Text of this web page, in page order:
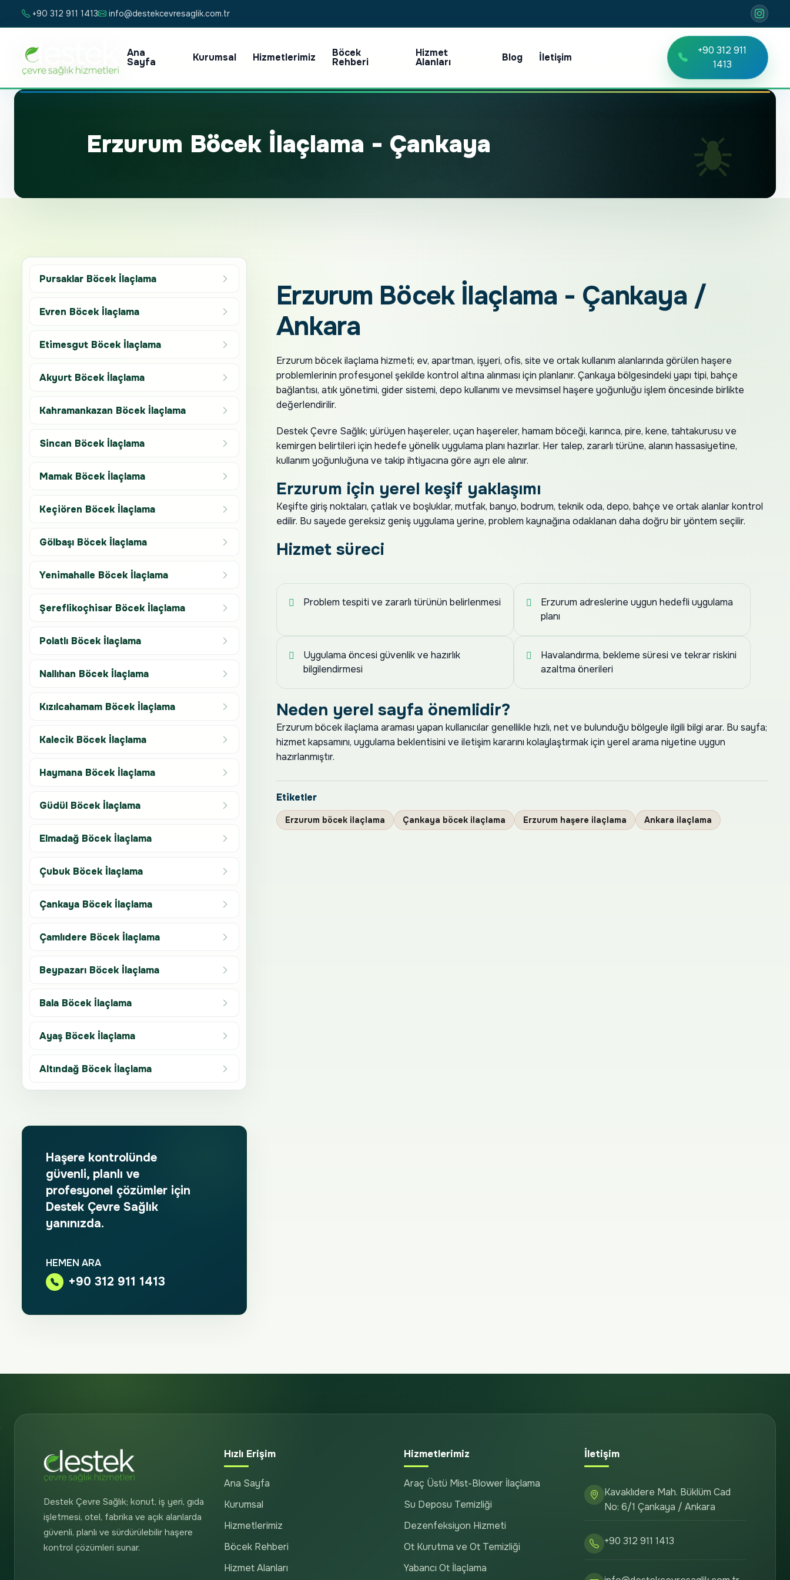
+90 312 911 1413 info@destekcevresaglik.com.tr
Ana
Sayfa Kurumsal Hizmetlerimiz Böcek
Rehberi
Hizmet
Alanları Blog İletişim
+90 312 911
1413
Erzurum Böcek İlaçlama - Çankaya
Pursaklar Böcek İlaçlama
Evren Böcek İlaçlama
Etimesgut Böcek İlaçlama
Akyurt Böcek İlaçlama
Kahramankazan Böcek İlaçlama
Sincan Böcek İlaçlama
Mamak Böcek İlaçlama
Keçiören Böcek İlaçlama
Gölbaşı Böcek İlaçlama
Yenimahalle Böcek İlaçlama
Şereflikoçhisar Böcek İlaçlama
Polatlı Böcek İlaçlama
Nallıhan Böcek İlaçlama
Kızılcahamam Böcek İlaçlama
Kalecik Böcek İlaçlama
Haymana Böcek İlaçlama
Güdül Böcek İlaçlama
Elmadağ Böcek İlaçlama
Çubuk Böcek İlaçlama
Çankaya Böcek İlaçlama
Çamlıdere Böcek İlaçlama
Beypazarı Böcek İlaçlama
Bala Böcek İlaçlama
Ayaş Böcek İlaçlama
Altındağ Böcek İlaçlama
Haşere kontrolünde
güvenli, planlı ve
profesyonel çözümler için
Destek Çevre Sağlık
yanınızda.
HEMEN ARA
+90 312 911 1413
Erzurum Böcek İlaçlama - Çankaya /
Ankara
Erzurum böcek ilaçlama hizmeti; ev, apartman, işyeri, ofis, site ve ortak kullanım alanlarında görülen haşere
problemlerinin profesyonel şekilde kontrol altına alınması için planlanır. Çankaya bölgesindeki yapı tipi, bahçe
bağlantısı, atık yönetimi, gider sistemi, depo kullanımı ve mevsimsel haşere yoğunluğu işlem öncesinde birlikte
değerlendirilir.
Destek Çevre Sağlık; yürüyen haşereler, uçan haşereler, hamam böceği, karınca, pire, kene, tahtakurusu ve
kemirgen belirtileri için hedefe yönelik uygulama planı hazırlar. Her talep, zararlı türüne, alanın hassasiyetine,
kullanım yoğunluğuna ve takip ihtiyacına göre ayrı ele alınır.
Erzurum için yerel keşif yaklaşımı
Keşifte giriş noktaları, çatlak ve boşluklar, mutfak, banyo, bodrum, teknik oda, depo, bahçe ve ortak alanlar kontrol
edilir. Bu sayede gereksiz geniş uygulama yerine, problem kaynağına odaklanan daha doğru bir yöntem seçilir.
Hizmet süreci
Problem tespiti ve zararlı türünün belirlenmesi
Erzurum adreslerine uygun hedefli uygulama
planı
Uygulama öncesi güvenlik ve hazırlık
bilgilendirmesi
Havalandırma, bekleme süresi ve tekrar riskini
azaltma önerileri
Neden yerel sayfa önemlidir?
Erzurum böcek ilaçlama araması yapan kullanıcılar genellikle hızlı, net ve bulunduğu bölgeyle ilgili bilgi arar. Bu sayfa;
hizmet kapsamını, uygulama beklentisini ve iletişim kararını kolaylaştırmak için yerel arama niyetine uygun
hazırlanmıştır.
Etiketler
Erzurum böcek ilaçlama Çankaya böcek ilaçlama Erzurum haşere ilaçlama Ankara ilaçlama
Destek Çevre Sağlık; konut, iş yeri, gıda
işletmesi, otel, fabrika ve açık alanlarda
güvenli, planlı ve sürdürülebilir haşere
kontrol çözümleri sunar.
Hızlı Erişim
Ana Sayfa
Kurumsal
Hizmetlerimiz
Böcek Rehberi
Hizmet Alanları
Hizmetlerimiz
Araç Üstü Mist-Blower İlaçlama
Su Deposu Temizliği
Dezenfeksiyon Hizmeti
Ot Kurutma ve Ot Temizliği
Yabancı Ot İlaçlama
İletişim
Kavaklıdere Mah. Büklüm Cad
No: 6/1 Çankaya / Ankara
+90 312 911 1413